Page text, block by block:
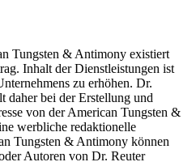
Tungsten & Antimony existiert
Inhalt der Dienstleistungen ist
zu erhöhen. Dr.
daher bei der Erstellung und
von der American Tungsten &
werbliche redaktionelle
Tungsten & Antimony können
Autoren von Dr. Reuter